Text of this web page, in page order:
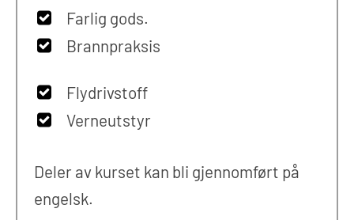
Farlig gods.
Brannpraksis
Flydrivstoff
Verneutstyr
Deler av kurset kan bli gjennomført på
engelsk.